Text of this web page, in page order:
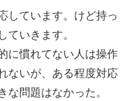
しています。けど持っ
ていきます。
に慣れてない人は操作
ないが、ある程度対応
な問題はなかった。